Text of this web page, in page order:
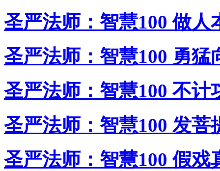
圣严法师：智慧100 做人
圣严法师：智慧100 勇猛
圣严法师：智慧100 不计
圣严法师：智慧100 发菩
圣严法师：智慧100 假戏